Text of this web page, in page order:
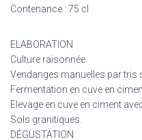
Contenance : 75 cl
ELABORATION
Culture raisonnée.
Vendanges manuelles par tris
Fermentation en cuve en
Elevage en cuve en ciment
Sols granitiques.
DÉGUSTATION